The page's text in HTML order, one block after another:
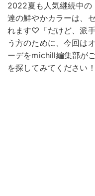
2022夏も人気継続中の
達の鮮やかカラーは、
れます♡「だけど、派
う方のために、今回は
ーデをmichill編集部が
を探してみてください！